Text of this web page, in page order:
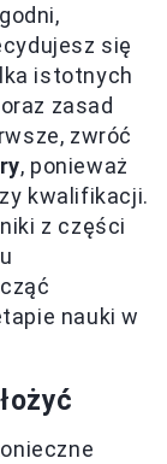
się
istotnych
zasad
zwróć
, ponieważ
kwalifikacji.
z części
nauki w